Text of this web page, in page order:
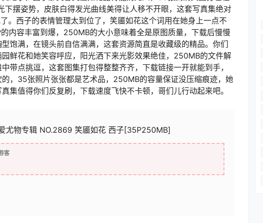
摆姿势，皮肤白得发光曲线美得让人移不开眼，这套写真集绝对
。西子的表情管理太到位了，笑靥如花这个词用在她身上一点不
内容丰富到爆，250MB的大小意味着全是原图质量，下载后慢慢
饱满，在镜头前自信满满，这套资源简直是收藏级的精品。你们
鲜花和她笑容呼应，阳光洒下来光影效果绝佳，250MB的文件解
带点挑逗，这套图集打包得整整齐齐，下载链接一开就能到手，
，35张照片张张都是艺术品，250MB的容量保证没压缩痕迹，她
集值得你们反复刷，下载速度飞快不卡顿，哥们儿行动起来吧。
尤物专辑 NO.2869 笑靥如花 西子[35P250MB]
客